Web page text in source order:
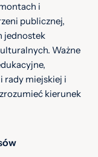
i
publicznej,
jednostek
Ważne
rady miejskiej i
kierunek